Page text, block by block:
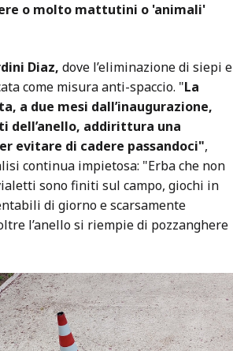
o molto mattutini o 'animali'
Diaz, dove l’eliminazione di siepi e
come misura anti-spaccio. "La
a due mesi dall’inaugurazione,
dell’anello, addirittura una
evitare di cadere passandoci",
continua impietosa: "Erba che non
sono finiti sul campo, giochi in
di giorno e scarsamente
l’anello si riempie di pozzanghere